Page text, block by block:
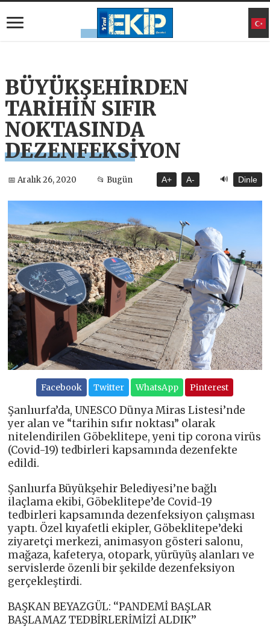
BÜYÜKŞEHİRDEN
TARİHİN SIFIR
NOKTASINDA
DEZENFEKSİYON
📅 Aralık 26, 2020 📂 Bugün A+ A- 🔊 Dinle
Facebook Twitter WhatsApp Pinterest
Şanlıurfa’da, UNESCO Dünya Miras Listesi’nde
yer alan ve “tarihin sıfır noktası” olarak
nitelendirilen Göbeklitepe, yeni tip corona virüs
(Covid-19) tedbirleri kapsamında dezenfekte
edildi.
Şanlıurfa Büyükşehir Belediyesi’ne bağlı
ilaçlama ekibi, Göbeklitepe’de Covid-19
tedbirleri kapsamında dezenfeksiyon çalışması
yaptı. Özel kıyafetli ekipler, Göbeklitepe’deki
ziyaretçi merkezi, animasyon gösteri salonu,
mağaza, kafeterya, otopark, yürüyüş alanları ve
servislerde özenli bir şekilde dezenfeksiyon
gerçekleştirdi.
BAŞKAN BEYAZGÜL: ‘‘PANDEMİ BAŞLAR
BAŞLAMAZ TEDBİRLERİMİZİ ALDIK’’